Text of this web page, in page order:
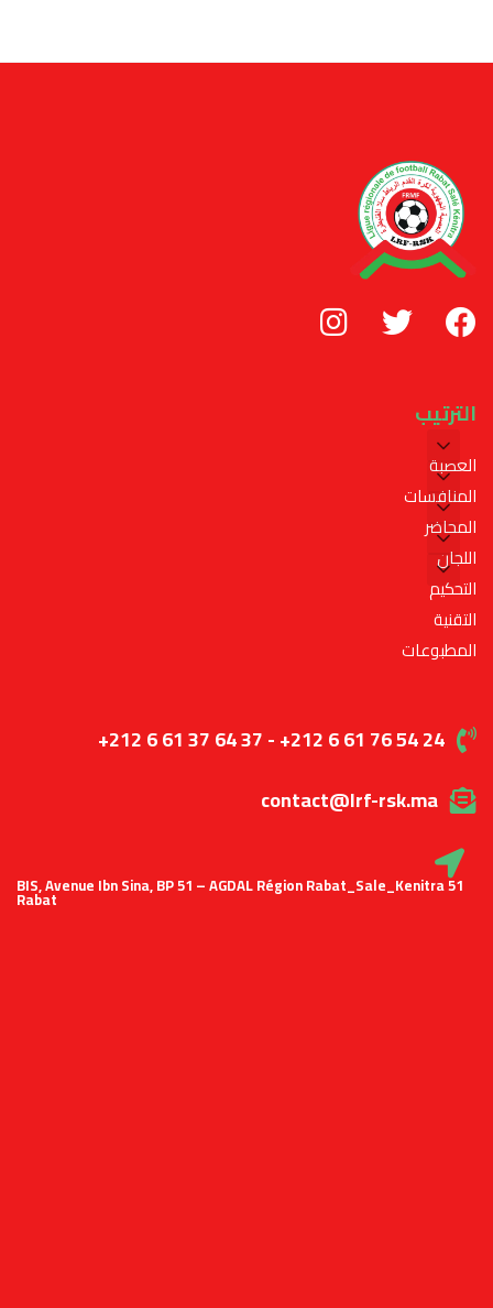
الترتيب
العصبة
المنافسات
المحاضر
اللجان
التحكيم
التقنية
المطبوعات
+212 6 61 37 64 37 - +212 6 61 76 54 24
contact@lrf-rsk.ma
51 BIS, Avenue Ibn Sina, BP 51 – AGDAL Région Rabat_Sale_Kenitra
Rabat